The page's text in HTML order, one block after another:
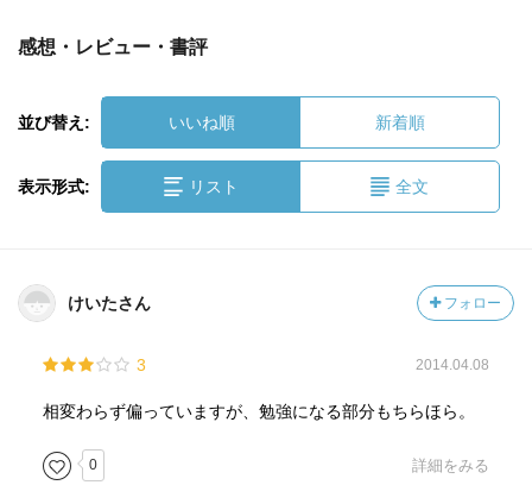
感想・レビュー・書評
並び替え: いいね順 新着順
表示形式: リスト 全文
けいたさん フォロー
3 2014.04.08
相変わらず偏っていますが、勉強になる部分もちらほら。
0 詳細をみる